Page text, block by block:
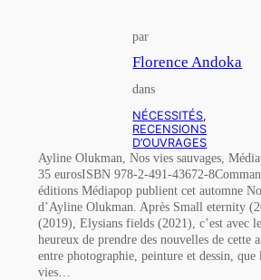
par
Florence Andoka
dans
NÉCESSITÉS
RECENSIONS
D’OUVRAGES
Ayline Olukman, Nos vies sauvages,
35 eurosISBN 978-2-491-43672-
éditions Médiapop publient cet automne
d’Ayline Olukman. Après Small eternity
(2019), Elysians fields (2021), c’est avec
heureux de prendre des nouvelles de cette
entre photographie, peinture et dessin, que
vies…